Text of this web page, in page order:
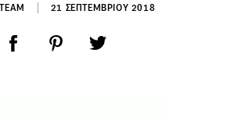
21 ΣΕΠΤΕΜΒΡΙΟΥ 2018